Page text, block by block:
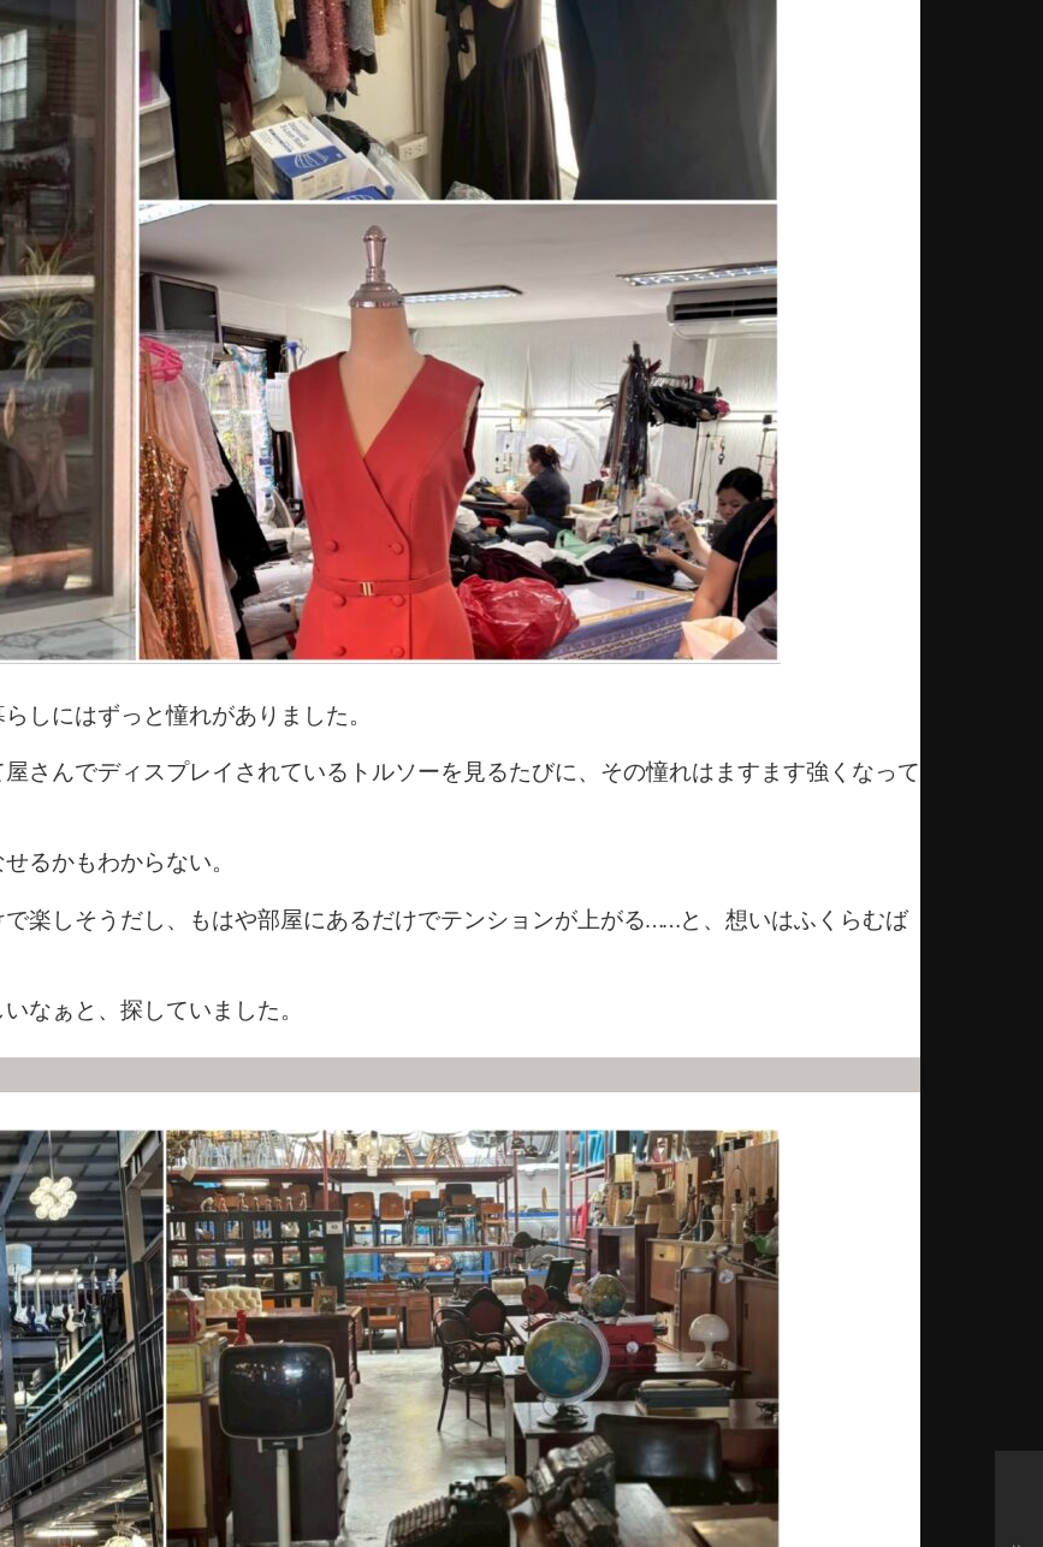
しにはずっと憧れがありました。
さんでディスプレイされているトルソーを見るたびに、その憧れはますます強くなって
るかもわからない。
楽しそうだし、もはや部屋にあるだけでテンションが上がる……と、想いはふくらむば
なぁと、探していました。